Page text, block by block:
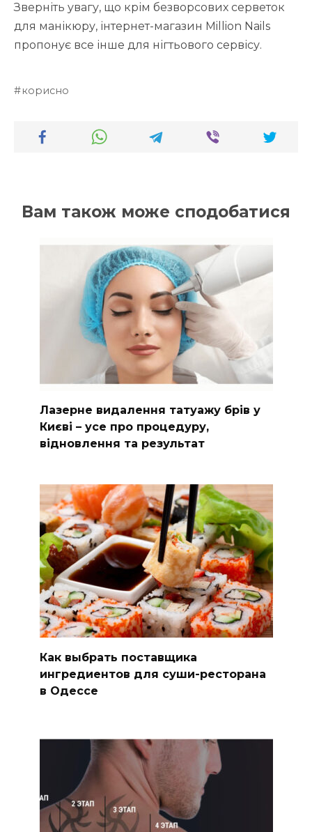
Зверніть увагу, що крім безворсових серветок
для манікюру, інтернет-магазин Million Nails
пропонує все інше для нігтьового сервісу.
корисно
Вам також може сподобатися
Лазерне видалення татуажу брів у
Києві – усе про процедуру,
відновлення та результат
Как выбрать поставщика
ингредиентов для суши-ресторана
в Одессе